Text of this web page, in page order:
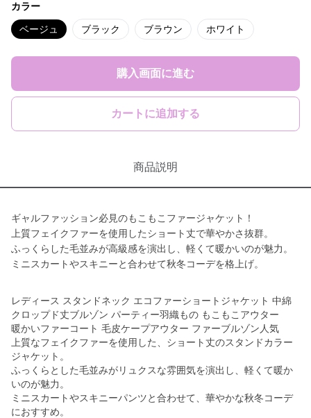
カラー
ベージュ ブラック ブラウン ホワイト
購入画面に進む
カートに追加する
商品説明
ギャルファッション必見のもこもこファージャケット！
上質フェイクファーを使用したショート丈で華やかさ抜群。
ふっくらした毛並みが高級感を演出し、軽くて暖かいのが魅力。
ミニスカートやスキニーと合わせて秋冬コーデを格上げ。
レディース スタンドネック エコファーショートジャケット 中綿
クロップド丈ブルゾン パーティー羽織もの もこもこアウター
暖かいファーコート 毛皮ケープアウター ファーブルゾン人気
上質なフェイクファーを使用した、ショート丈のスタンドカラー
ジャケット。
ふっくらとした毛並みがリュクスな雰囲気を演出し、軽くて暖か
いのが魅力。
ミニスカートやスキニーパンツと合わせて、華やかな秋冬コーデ
におすすめ。